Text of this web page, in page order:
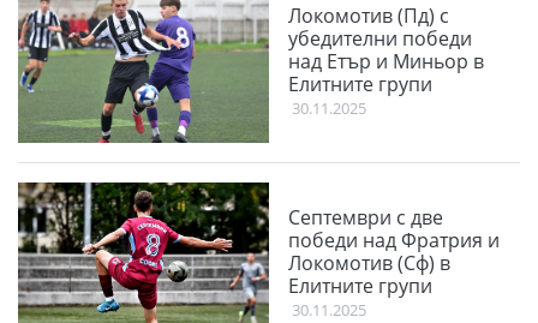
Локомотив (Пд) с
убедителни победи
над Етър и Миньор в
Елитните групи
30.11.2025
Септември с две
победи над Фратрия и
Локомотив (Сф) в
Елитните групи
30.11.2025